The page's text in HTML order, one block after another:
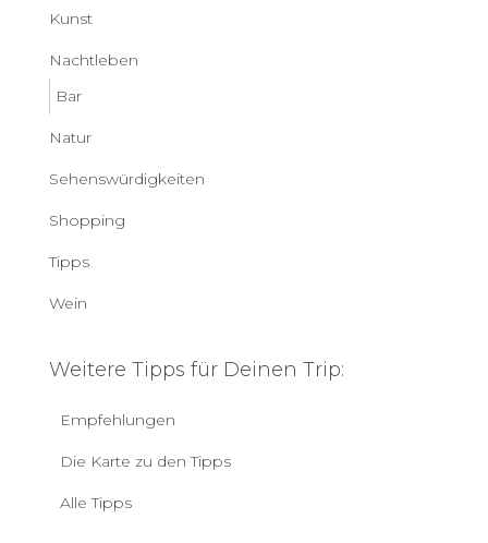
Kunst
Nachtleben
Bar
Natur
Sehenswürdigkeiten
Shopping
Tipps
Wein
Weitere Tipps für Deinen Trip:
Empfehlungen
Die Karte zu den Tipps
Alle Tipps